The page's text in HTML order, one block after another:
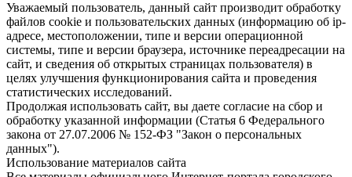
Уважаемый пользователь, данный сайт производит обработку
файлов cookie и пользовательских данных (информацию об ip-
адресе, местоположении, типе и версии операционной
системы, типе и версии браузера, источнике переадресации на
сайт, и сведения об открытых страницах пользователя) в
целях улучшения функционирования сайта и проведения
статистических исследований.
Продолжая использовать сайт, вы даете согласие на сбор и
обработку указанной информации (Статья 6 Федерального
закона от 27.07.2006 № 152-ФЗ "Закон о персональных
данных").
Использование материалов сайта